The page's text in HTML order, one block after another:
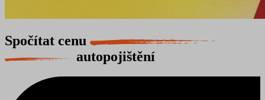
Spočítat cenu
autopojištění